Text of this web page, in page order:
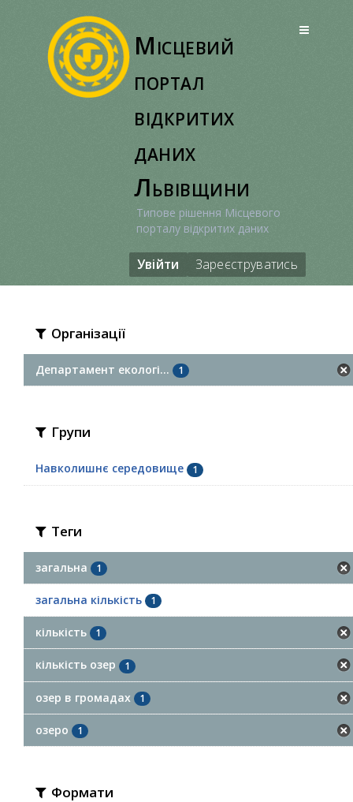
Місцевий
портал
відкритих
даних
Львівщини
Типове рішення Місцевого
порталу відкритих даних
Увійти Зареєструватись
Організації
Департамент екологі... 1
Групи
Навколишнє середовище 1
Теги
загальна 1
загальна кількість 1
кількість 1
кількість озер 1
озер в громадах 1
озеро 1
Формати